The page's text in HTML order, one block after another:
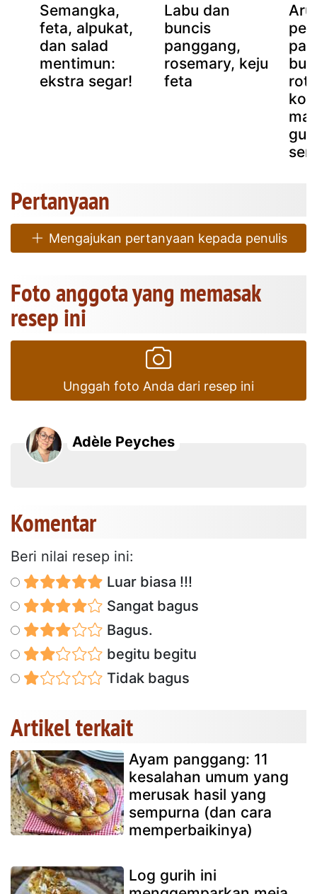
Semangka,
feta, alpukat,
dan salad
mentimun:
ekstra segar!
Labu dan
buncis
panggang,
rosemary, keju
feta
roti
Pertanyaan
Mengajukan pertanyaan kepada penulis
Foto anggota yang memasak
resep ini
Unggah foto Anda dari resep ini
Adèle Peyches
Komentar
Beri nilai resep ini:
Luar biasa !!!
Sangat bagus
Bagus.
begitu begitu
Tidak bagus
Artikel terkait
Ayam panggang: 11
kesalahan umum yang
merusak hasil yang
sempurna (dan cara
memperbaikinya)
Log gurih ini